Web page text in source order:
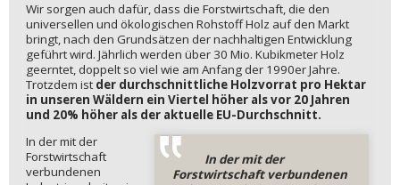
Wir sorgen auch dafür, dass die Forstwirtschaft, die den
universellen und ökologischen Rohstoff Holz auf den Markt
bringt, nach den Grundsätzen der nachhaltigen Entwicklung
geführt wird. Jährlich werden über 30 Mio. Kubikmeter Holz
geerntet, doppelt so viel wie am Anfang der 1990er Jahre.
Trotzdem ist der durchschnittliche Holzvorrat pro Hektar
in unseren Wäldern ein Viertel höher als vor 20 Jahren
und 20% höher als der aktuelle EU-Durchschnitt.
In der mit der
Forstwirtschaft verbundenen
In der mit der
Forstwirtschaft
verbundenen